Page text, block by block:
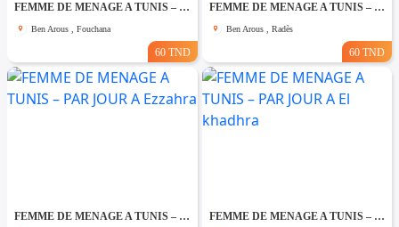
FEMME DE MENAGE A TUNIS – PAR JOUR A Fouchana
Ben Arous , Fouchana
60 TND
FEMME DE MENAGE A TUNIS – PAR JOUR A Rades
Ben Arous , Radès
60 TND
FEMME DE MENAGE A TUNIS – PAR JOUR A Ezzahra FEMME DE MENAGE A TUNIS – PAR JOUR A El khadhra